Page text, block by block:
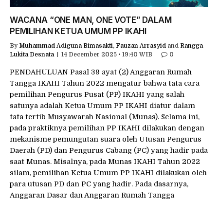
WACANA “ONE MAN, ONE VOTE” DALAM
PEMILIHAN KETUA UMUM PP IKAHI
By Muhammad Adiguna Bimasakti, Fauzan Arrasyid and Rangga
Lukita Desnata
14 December 2025 • 19:40 WIB 0
PENDAHULUAN Pasal 39 ayat (2) Anggaran Rumah
Tangga IKAHI Tahun 2022 mengatur bahwa tata cara
pemilihan Pengurus Pusat (PP) IKAHI yang salah
satunya adalah Ketua Umum PP IKAHI diatur dalam
tata tertib Musyawarah Nasional (Munas). Selama ini,
pada praktiknya pemilihan PP IKAHI dilakukan dengan
mekanisme pemungutan suara oleh Utusan Pengurus
Daerah (PD) dan Pengurus Cabang (PC) yang hadir pada
saat Munas. Misalnya, pada Munas IKAHI Tahun 2022
silam, pemilihan Ketua Umum PP IKAHI dilakukan oleh
para utusan PD dan PC yang hadir. Pada dasarnya,
Anggaran Dasar dan Anggaran Rumah Tangga